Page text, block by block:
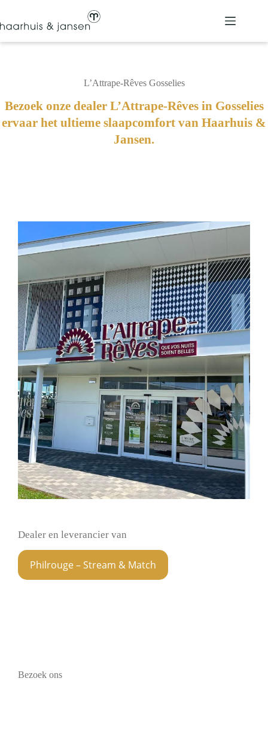
de
L’Attrape-Rêves Gosselies
Bezoek onze dealer L’Attrape-Rêves in Gosselies
ervaar het ultieme slaapcomfort van Haarhuis &
Jansen.
Dealer en leverancier van
Philrouge – Stream & Match
Bezoek ons